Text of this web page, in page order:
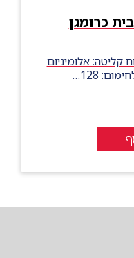
לוח קליטה: אלומיניום
128…